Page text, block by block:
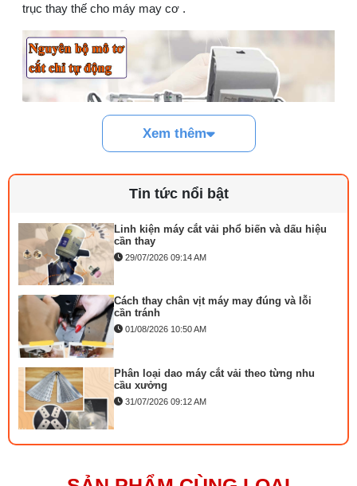
trục thay thế cho máy may cơ .
Thông số kỹ thuật:
Tốc độ may tối đa: 5.000 mũi/phút
Chiều dài mũi may tối đa: 4mm
Xem thêm
Tin tức nổi bật
Cách vệ sinh máy cắt nhiệt dây đai an toàn,
08/08/2026 08:58 AM
Quy trình kiểm vải đầu vào và cách tính
điểm lỗi chuẩn
05/08/2026 10:52 AM
03/08/2026 10:22 AM
Linh kiện máy cắt vải phổ biến và dấu hiệu
cần thay
29/07/2026 09:14 AM
Cách thay chân vịt máy may đúng và lỗi
cần tránh
01/08/2026 10:50 AM
Phân loại dao máy cắt vải theo từng nhu
cầu xưởng
31/07/2026 09:12 AM
Mặt nguyệt máy may là gì phân loại và cách
23/07/2026 10:21 AM